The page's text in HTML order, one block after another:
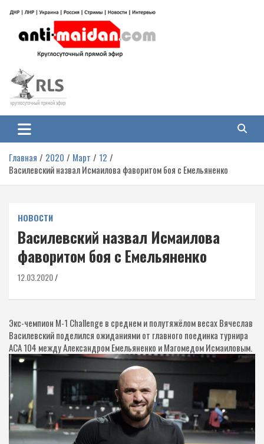
содержимому
Антимайдан: Гражданская война
на Украине
гражданской войне на Украине, включая события в Новороссии, ДНР,
ЛНР и других регионах.
Главная 2020 Март
12
Василевский назвал Исмаилова фаворитом боя с Емельяненко
НОВОСТИ
Василевский назвал Исмаилова
фаворитом боя с Емельяненко
12.03.2020
Экс-чемпион M-1 Challenge в среднем и полутяжёлом весах Вячеслав
Василевский поделился ожиданиями от главного поединка турнира
ACA 104 между Александром Емельяненко и Магомедом Исмаиловым.